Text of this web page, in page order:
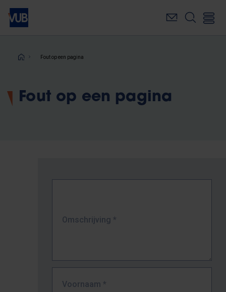
Overslaan
naar
inhoudKruimelpad
Fout op een pagina
Fout op een pagina
Omschrijving *
Voornaam *